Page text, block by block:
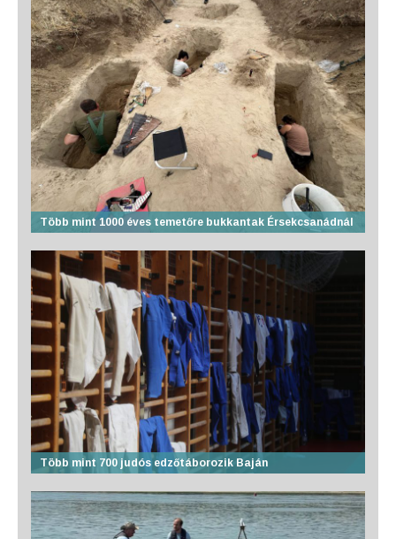
Több mint 1000 éves temetőre bukkantak Érsekcsanádnál
Több mint 700 judós edzőtáborozik Baján